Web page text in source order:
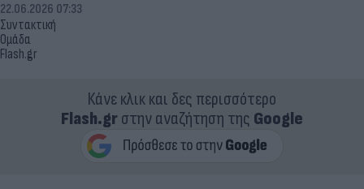
Συντακτική
Ομάδα
Flash.gr
22.06.2026 07:33
Κάνε κλικ και δες περισσότερο
Flash.grστην αναζήτηση της Google